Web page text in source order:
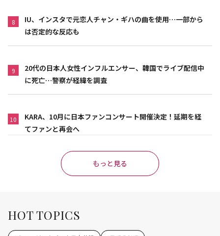
8
IU、インスタで元恋人チャン・ギハの曲を使用…一部から
は否定的な反応も
9
20代の日本人女性インフルエンサー、韓国でライブ配信中
に死亡…警察が経緯を調査
10
KARA、10月に日本ファンコンサート開催決定！延期を経
てファンと再会へ
もっと見る
HOT TOPICS